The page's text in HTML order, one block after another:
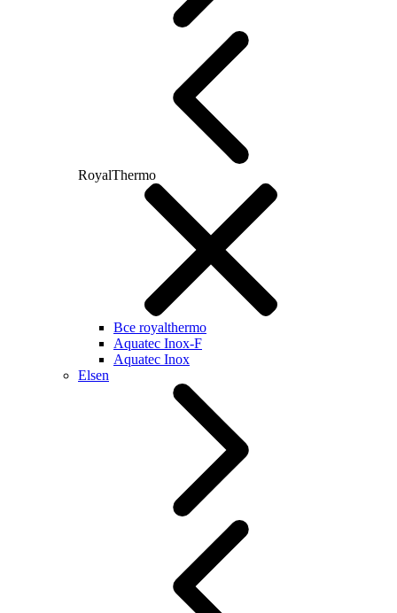
RoyalThermo
Все royalthermo
Aquatec Inox-F
Aquatec Inox
Elsen